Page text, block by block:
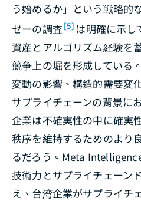
う始めるか」という戦略的
ゼーの調査 [5] は明確に示し
資産とアルゴリズム経験を
競争上の堀を形成している
変動の影響、構造的需要変
サプライチェーンの背景に
企業は不確実性の中に確実
秩序を維持するためのより
るだろう。Meta
技術力とサプライチェーン
え、台湾企業がサプライチ